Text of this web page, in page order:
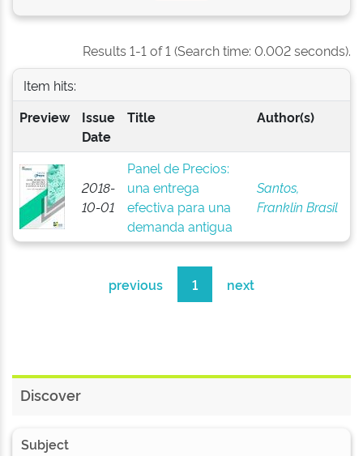
Results 1-1 of 1 (Search time: 0.002 seconds).
Item hits:
Preview
Issue
Date
Title Author(s)
2018-
10-01
Panel de Precios:
una entrega
efectiva para una
demanda antigua
Santos,
Franklin Brasil
previous 1 next
Discover
Subject